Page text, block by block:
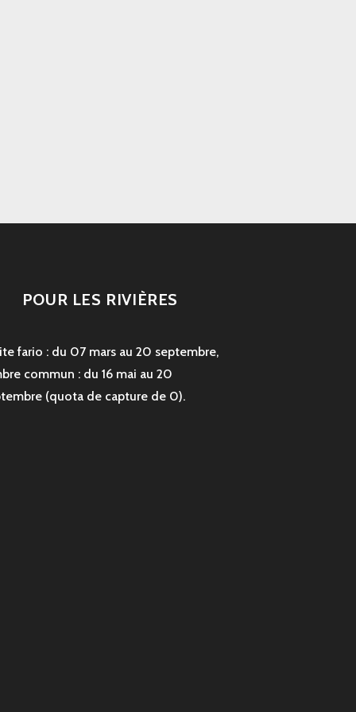
POUR LES RIVIÈRES
fario : du 07 mars au 20 septembre,
commun : du 16 mai au 20
(quota de capture de 0).